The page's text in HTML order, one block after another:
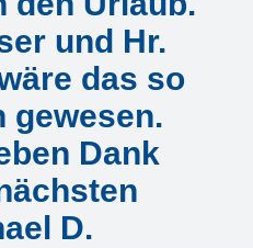
und Hr.
das so
gewesen.
Dank
D.